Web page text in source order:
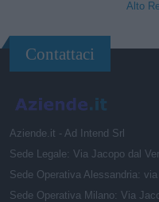
Alto
Contattaci
Aziende.it - Ad Intend Srl
Sede Legale: Via Jacopo dal
Sede Operativa Alessandria:
Sede Operativa Milano: Via